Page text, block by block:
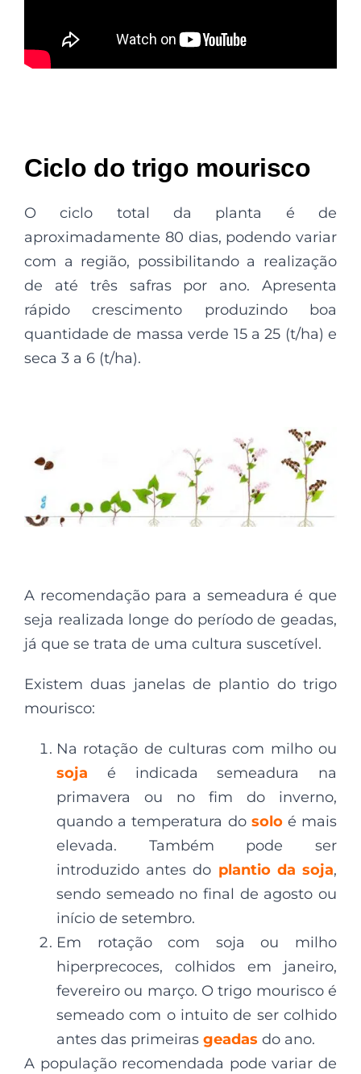
Ciclo do trigo mourisco
O ciclo total da planta é de
aproximadamente 80 dias, podendo variar
com a região, possibilitando a realização
de até três safras por ano. Apresenta
rápido crescimento produzindo boa
quantidade de massa verde 15 a 25 (t/ha) e
seca 3 a 6 (t/ha).
A recomendação para a semeadura é que
seja realizada longe do período de geadas,
já que se trata de uma cultura suscetível.
Existem duas janelas de plantio do trigo
mourisco:
Na rotação de culturas com milho ou
soja
é indicada semeadura na
primavera ou no fim do inverno,
quando a temperatura do solo é mais
elevada. Também pode ser
introduzido antes do plantio da soja,
sendo semeado no final de agosto ou
início de setembro.
Em rotação com soja ou milho
hiperprecoces, colhidos em janeiro,
fevereiro ou março. O trigo mourisco é
semeado com o intuito de ser colhido
antes das primeiras geadas do ano.
A população recomendada pode variar de